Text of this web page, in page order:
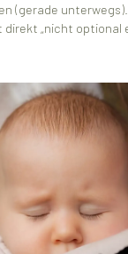
(gerade
direkt „nicht optional